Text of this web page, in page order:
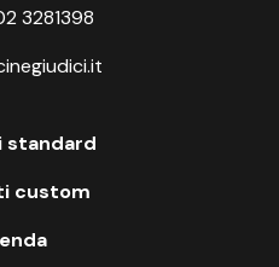
3281398
standard
custom